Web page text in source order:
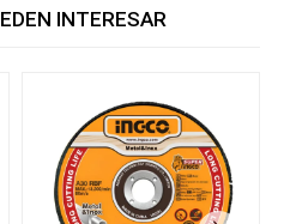
INTERESAR